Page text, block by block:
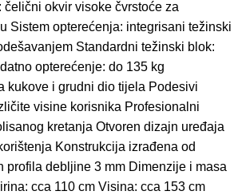
čelični okvir visoke čvrstoće za
Sistem opterećenja: integrisani težinski
Standardni težinski blok:
opterećenje: do 135 kg
kukove i grudni dio tijela Podesivi
visine korisnika Profesionalni
kretanja Otvoren dizajn uređaja
Konstrukcija izrađena od
profila debljine 3 mm Dimenzije i masa
cca 110 cm Visina: cca 153 cm